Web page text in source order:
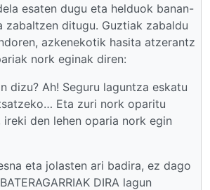
esaten dugu eta helduok banan-
zabaltzen ditugu. Guztiak zabaldu
azkenekotik hasita atzerantz
nork eginak diren:
dizu? Ah! Seguru laguntza eskatu
Eta zuri nork oparitu
den lehen oparia nork egin
eta jolasten ari badira, ez dago
DIRA lagun